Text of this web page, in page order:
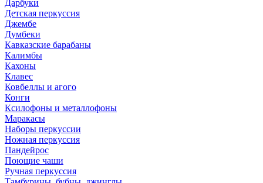
Дарбуки
Детская перкуссия
Джембе
Думбеки
Кавказские барабаны
Калимбы
Кахоны
Клавес
Ковбеллы и агого
Конги
Ксилофоны и металлофоны
Маракасы
Наборы перкуссии
Ножная перкуссия
Пандейрос
Поющие чаши
Ручная перкуссия